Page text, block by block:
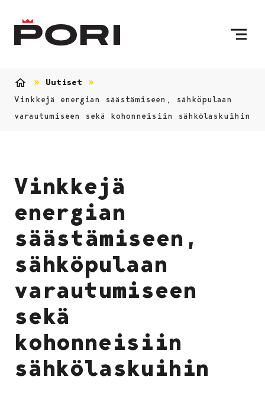
Uutiset
Vinkkejä energian säästämiseen, sähköpulaan
varautumiseen sekä kohonneisiin sähkölaskuihin
Vinkkejä
energian
säästämiseen,
sähköpulaan
varautumiseen
sekä
kohonneisiin
sähkölaskuihin